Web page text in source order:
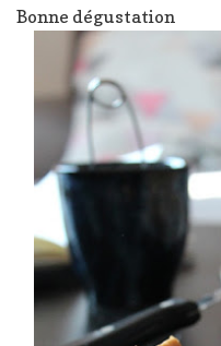
Bonne dégustation